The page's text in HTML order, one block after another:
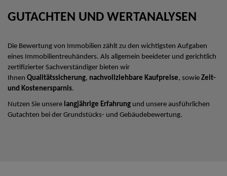
GUTACHTEN UND WERTANALYSEN
Die Bewertung von Immobilien zählt zu den wichtigsten Aufgaben
eines Immobilientreuhänders. Als allgemein beeideter und gerichtlich
zertifizierter Sachverständiger bieten wir
Ihnen Qualitätssicherung, nachvollziehbare Kaufpreise, sowie Zeit-
und Kostenersparnis.
Nutzen Sie unsere langjährige Erfahrung und unsere ausführlichen
Gutachten bei der Grundstücks- und Gebäudebewertung.